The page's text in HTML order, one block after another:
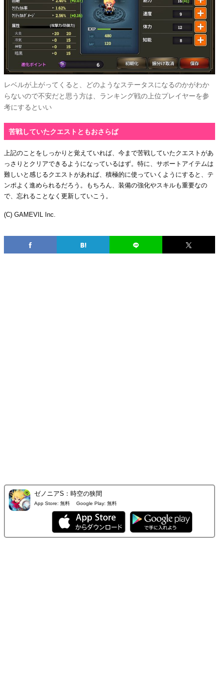
レベルが上がってくると、どのようなステータスになるのかがわか
らないので不安だと思う方は、ランキング戦の上位プレイヤーを参
考にするといい
苦戦していたクエストともおさらば
上記のことをしっかりと覚えていれば、今まで苦戦していたクエストがあ
っさりとクリアできるようになっているはず。特に、サポートアイテムは
難しいと感じるクエストがあれば、積極的に使っていくようにすると、テ
ンポよく進められるだろう。もちろん、装備の強化やスキルも重要なの
で、忘れることなく更新していこう。
(C) GAMEVIL Inc.
ゼノニアS：時空の狭間
App Store: 無料 Google Play: 無料